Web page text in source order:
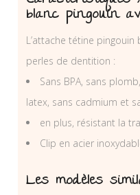
blanc pingouin
L’attache tétine
perles de dentition :
Sans BPA, sans
latex, sans cadmium et
en plus, résistant la
Clip en acier
Les modèles